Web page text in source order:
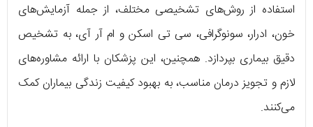
استفاده از روش‌های تشخیصی مختلف، از جمله آزمایش‌های
خون، ادرار، سونوگرافی، سی تی اسکن و ام آر آی، به تشخیص
دقیق بیماری بپردازد. همچنین، این پزشکان با ارائه مشاوره‌های
لازم و تجویز درمان مناسب، به بهبود کیفیت زندگی بیماران کمک
می‌کنند.